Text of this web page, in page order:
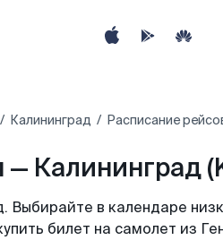
Калининград Расписание
Калининград
в календаре
билет на самолет из